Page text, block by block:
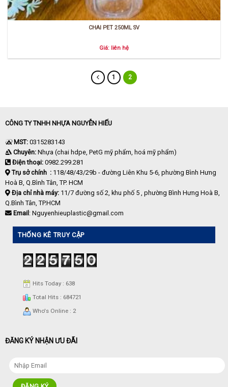
CHAI PET 250ML SV
Giá: liên hệ
1 2
CÔNG TY TNHH NHỰA NGUYỄN HIẾU
MST: 0315283143
Chuyên: Nhựa (chai hdpe, PetG mỹ phẩm, hoá mỹ phẩm)
Điện thoại: 0982.299.281
Trụ sở chính : 118/48/43/29b - đường Liên Khu 5-6, phường Bình Hưng
Hoà B, Q.Bình Tân, TP. HCM
Địa chỉ nhà máy: 11/7 đường số 2, khu phố 5 , phường Bình Hưng Hoà B,
Q.Bình Tân, TP.HCM
Email : Nguyenhieuplastic@gmail.com
THỐNG KÊ TRUY CẬP
Hits Today : 638
Total Hits : 684721
Who's Online : 2
ĐĂNG KÝ NHẬN ƯU ĐÃI